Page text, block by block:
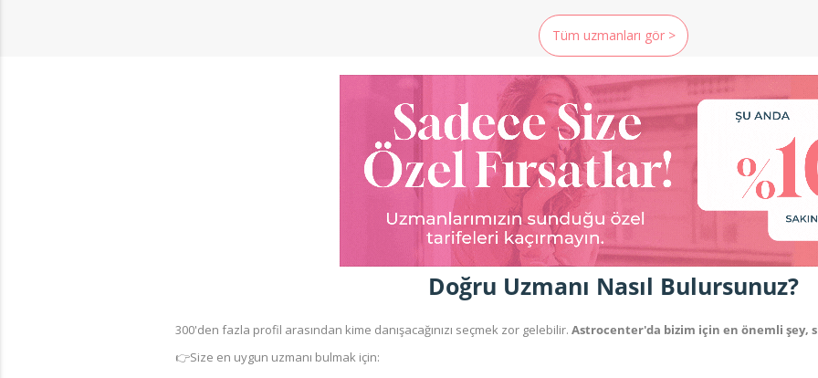
Tüm uzmanları gör >
Doğru Uzmanı Nasıl Bulursunuz?
300'den fazla profil arasından kime danışacağınızı seçmek zor gelebilir. Astrocenter'da bizim için en önemli şey,
👉Size en uygun uzmanı bulmak için: